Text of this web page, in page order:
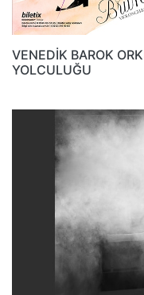
VENEDİK BAROK
YOLCULUĞU